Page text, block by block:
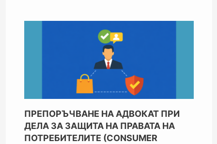
ПРЕПОРЪЧВАНЕ НА АДВОКАТ ПРИ
ДЕЛА ЗА ЗАЩИТА НА ПРАВАТА НА
ПОТРЕБИТЕЛИТЕ (CONSUMER